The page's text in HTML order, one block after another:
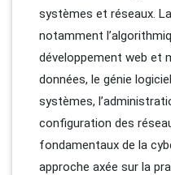
systèmes et réseaux.
notamment
développement web et
données, le génie
systèmes,
configuration des
fondamentaux de la
approche axée sur la